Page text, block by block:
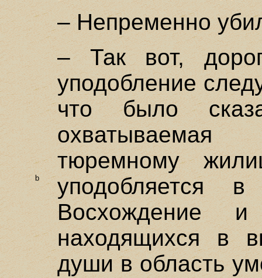
– Непременно
– Так вот,
уподобление
что было
тюремному
уподобляется
b
Восхождение
находящихся в
души в область